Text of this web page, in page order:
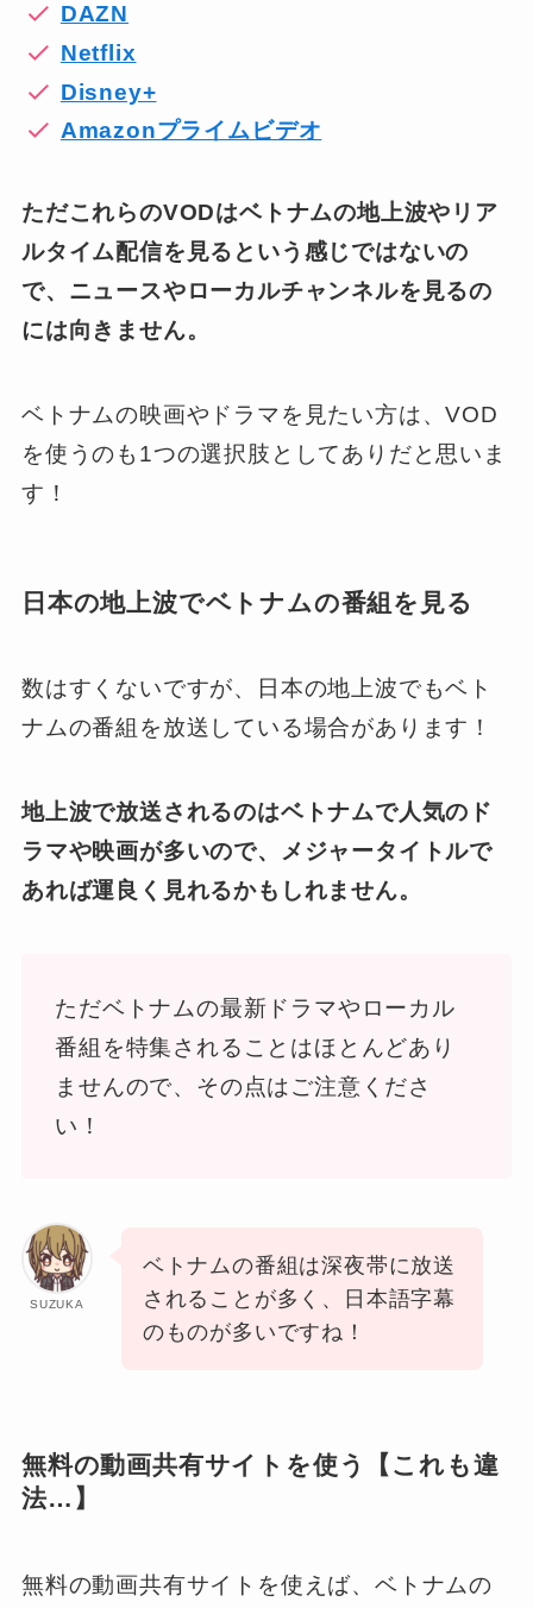
DAZN
Netflix
Disney+
Amazonプライムビデオ
ただこれらのVODはベトナムの地上波やリア
ルタイム配信を見るという感じではないの
で、ニュースやローカルチャンネルを見るの
には向きません。
ベトナムの映画やドラマを見たい方は、VOD
を使うのも1つの選択肢としてありだと思いま
す！
日本の地上波でベトナムの番組を見る
数はすくないですが、日本の地上波でもベト
ナムの番組を放送している場合があります！
地上波で放送されるのはベトナムで人気のド
ラマや映画が多いので、メジャータイトルで
あれば運良く見れるかもしれません。
ただベトナムの最新ドラマやローカル
番組を特集されることはほとんどあり
ませんので、その点はご注意くださ
い！
SUZUKA
ベトナムの番組は深夜帯に放送
されることが多く、日本語字幕
のものが多いですね！
無料の動画共有サイトを使う【これも違
法…】
無料の動画共有サイトを使えば、ベトナムの